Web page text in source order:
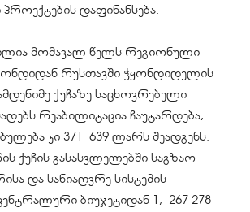
დაფინანსება.
მომავალ წელს რეგიონული
რუსთავში ჭყონდიდელის
ქუჩაზე საცხოვრებელი
რეაბილიტაცია ჩაუტარდება,
კი 371 639 ლარს შეადგენს.
ქუჩის გასასვლელებში საგზაო
და სანიაღვრე სისტემის
ბიუჯეტიდან 1, 267 278